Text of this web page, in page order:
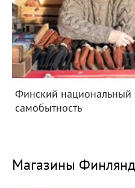
Финский национальный
самобытность
Магазины